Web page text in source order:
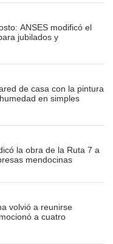
ANSES modificó el
jubilados y
de casa con la pintura
en simples
la obra de la Ruta 7 a
mendocinas
volvió a reunirse
a cuatro